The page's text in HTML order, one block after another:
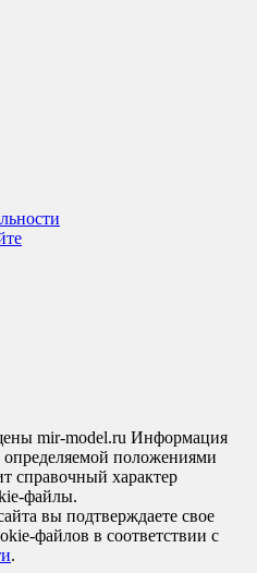
mir-model.ru Информация
определяемой положениями
справочный характер
файлы.
вы подтверждаете свое
файлов в соответствии с
.